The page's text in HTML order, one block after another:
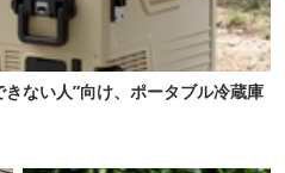
きない人”向け、ポータブル冷蔵庫